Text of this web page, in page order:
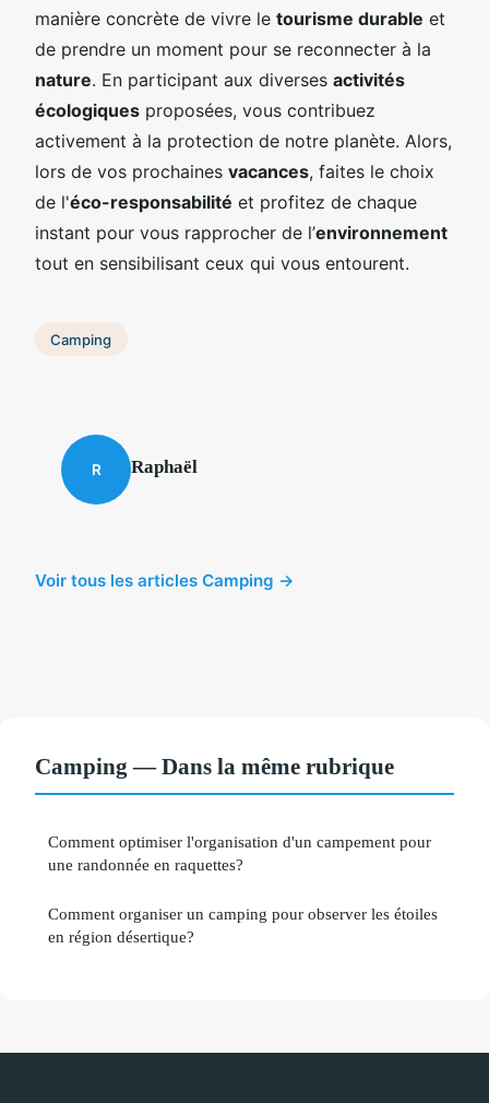
manière concrète de vivre le tourisme durable et
de prendre un moment pour se reconnecter à la
nature. En participant aux diverses activités
écologiques proposées, vous contribuez
activement à la protection de notre planète. Alors,
lors de vos prochaines vacances, faites le choix
de l'éco-responsabilité et profitez de chaque
instant pour vous rapprocher de l’environnement
tout en sensibilisant ceux qui vous entourent.
Camping
R Raphaël
Voir tous les articles Camping →
Camping — Dans la même rubrique
Comment optimiser l'organisation d'un campement pour
une randonnée en raquettes?
Comment organiser un camping pour observer les étoiles
en région désertique?